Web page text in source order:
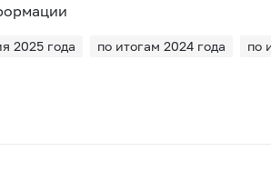
2025 года по итогам 2024 года по